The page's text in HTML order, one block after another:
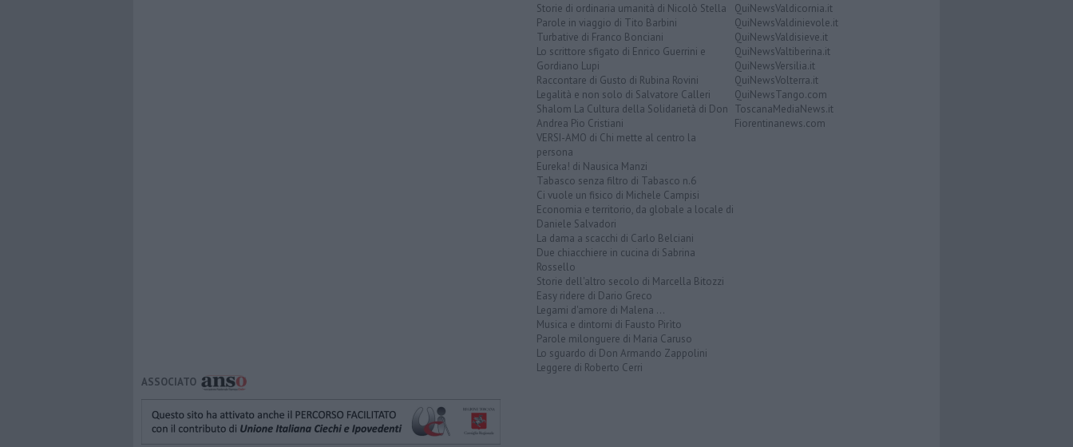
Storie di ordinaria umanità di Nicolò Stella
Parole in viaggio di Tito Barbini
Turbative di Franco Bonciani
Lo scrittore sfigato di Enrico Guerrini e
Gordiano Lupi
Raccontare di Gusto di Rubina Rovini
Legalità e non solo di Salvatore Calleri
Shalom La Cultura della Solidarietà di Don
Andrea Pio Cristiani
VERSI-AMO di Chi mette al centro la
persona
Eureka! di Nausica Manzi
Tabasco senza filtro di Tabasco n.6
Ci vuole un fisico di Michele Campisi
Economia e territorio, da globale a locale di
Daniele Salvadori
La dama a scacchi di Carlo Belciani
Due chiacchiere in cucina di Sabrina
Rossello
Storie dell'altro secolo di Marcella Bitozzi
Easy ridere di Dario Greco
Legami d'amore di Malena ...
Musica e dintorni di Fausto Pirìto
Parole milonguere di Maria Caruso
Lo sguardo di Don Armando Zappolini
Leggere di Roberto Cerri
QuiNewsValdicornia.it
QuiNewsValdinievole.it
QuiNewsValdisieve.it
QuiNewsValtiberina.it
QuiNewsVersilia.it
QuiNewsVolterra.it
QuiNewsTango.com
ToscanaMediaNews.it
Fiorentinanews.com
ASSOCIATO